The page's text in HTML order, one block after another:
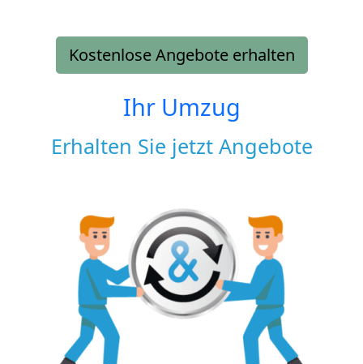
Kostenlose Angebote erhalten
Ihr Umzug
Erhalten Sie jetzt Angebote